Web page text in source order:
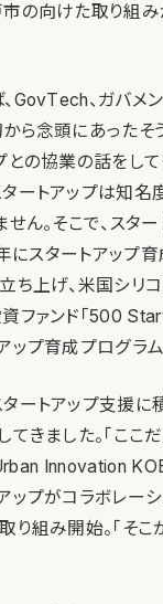
の向けた取り組み
GovTech、ガバメ
ら念頭にあったそ
との協業の話をし
ートアップは知名
ん。そこで、スタ
にスタートアップ
ち上げ、米国シリ
ファンド「500
ップ育成プログラ
ートアップ支援に
きました。「ここ
Innovation
ップがコラボレー
り組み開始。「そこ